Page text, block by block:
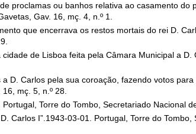
proclamas ou banhos relativa ao casamento
Gav. 16, mç. 4, n.º 1.
que encerrava os restos mortais do rei D.
de Lisboa feita pela Câmara Municipal a
D. Carlos pela sua coroação, fazendo votos
mç. 5, n.º 28.
Portugal, Torre do Tombo, Secretariado Nacional
Carlos I”.1943-03-01. Portugal, Torre do